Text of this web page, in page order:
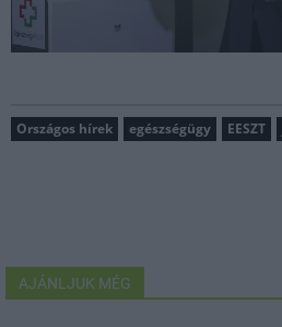
Országos hírek egészségügy EESZT
AJÁNLJUK MÉG